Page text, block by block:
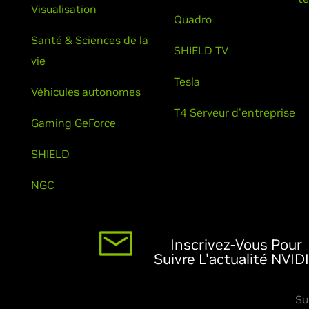
Visualisation
Santé & Sciences de la
vie
Véhicules autonomes
Gaming GeForce
SHIELD
NGC
Quadro
SHIELD TV
Tesla
T4 Serveur d'entreprise
Inscrivez-Vous Pour
Suivre L'actualité